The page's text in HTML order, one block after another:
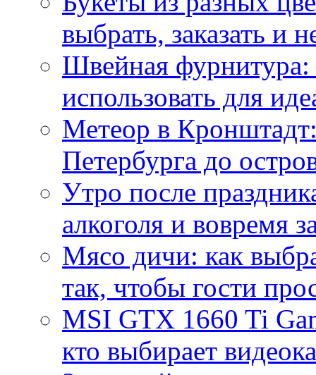
выбрать, заказать и
Швейная фурнитура:
использовать для
Метеор в
Петербурга до
Утро после
алкоголя и вовремя
Мясо дичи: как
так, чтобы гости
MSI GTX 1660 Ti
кто выбирает